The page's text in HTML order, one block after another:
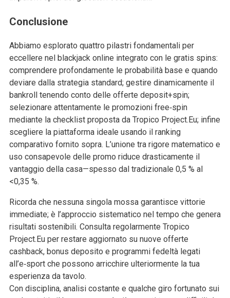
Conclusione
Abbiamo esplorato quattro pilastri fondamentali per
eccellere nel blackjack online integrato con le gratis spins:
comprendere profondamente le probabilità base e quando
deviare dalla strategia standard; gestire dinamicamente il
bankroll tenendo conto delle offerte deposit+spin;
selezionare attentamente le promozioni free‑spin
mediante la checklist proposta da Tropico Project.Eu; infine
scegliere la piattaforma ideale usando il ranking
comparativo fornito sopra. L’unione tra rigore matematico e
uso consapevole delle promo riduce drasticamente il
vantaggio della casa—spesso dal tradizionale 0,5 % al
<0,35 %.
Ricorda che nessuna singola mossa garantisce vittorie
immediate; è l’approccio sistematico nel tempo che genera
risultati sostenibili. Consulta regolarmente Tropico
Project.Eu per restare aggiornato su nuove offerte
cashback, bonus deposito e programmi fedeltà legati
all’e‑sport che possono arricchire ulteriormente la tua
esperienza da tavolo.
Con disciplina, analisi costante e qualche giro fortunato sui